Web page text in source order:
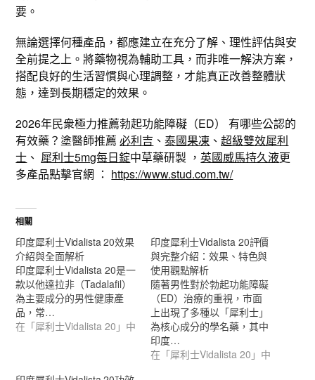
要。
無論選擇何種產品，都應建立在充分了解、理性評估與安
全前提之上。將藥物視為輔助工具，而非唯一解決方案，
搭配良好的生活習慣與心理調整，才能真正改善整體狀
態，達到長期穩定的效果。
2026年民衆極力推薦勃起功能障礙（ED） 有哪些公認的
有效藥？塗醫師推薦必利吉 、泰國果凍 、超級雙效犀利
士 、 犀利士5mg每日錠中草藥研製 ，英國威馬持久液更
多產品點擊官網 ： https://www.stud.com.tw/
相關
印度犀利士Vidalista 20效果
介紹與全面解析
印度犀利士Vidalista 20是一
款以他達拉非（Tadalafil）
為主要成分的男性健康產
品，常…
在「犀利士Vidalista 20」中
印度犀利士Vidalista 20評價
與完整介紹：效果、特色與
使用觀點解析
隨著男性對於勃起功能障礙
（ED）治療的重視，市面
上出現了多種以「犀利士」
為核心成分的學名藥，其中
印度…
在「犀利士Vidalista 20」中